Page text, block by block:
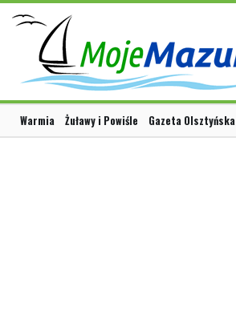
Warmia Żuławy i Powiśle Gazeta Olsztyńska